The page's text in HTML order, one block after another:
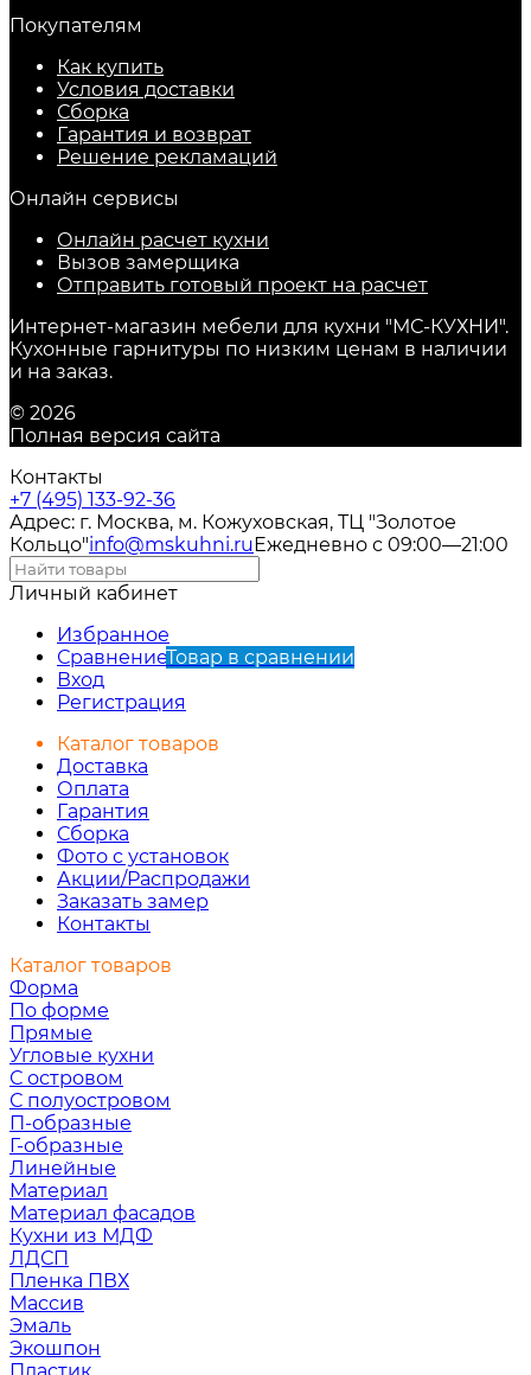
Покупателям
Как купить
Условия доставки
Сборка
Гарантия и возврат
Решение рекламаций
Онлайн сервисы
Онлайн расчет кухни
Вызов замерщика
Отправить готовый проект на расчет
Интернет-магазин мебели для кухни "МС-КУХНИ".
Кухонные гарнитуры по низким ценам в наличии
и на заказ.
© 2026
Полная версия сайта
Контакты
+7 (495) 133-92-36
Адрес: г. Москва, м. Кожуховская, ТЦ "Золотое
Кольцо"info@mskuhni.ruЕжедневно с 09:00—21:00
Личный кабинет
Избранное
СравнениеТовар в сравнении
Вход
Регистрация
Каталог товаров
Доставка
Оплата
Гарантия
Сборка
Фото с установок
Акции/Распродажи
Заказать замер
Контакты
Каталог товаров
Форма
По форме
Прямые
Угловые кухни
С островом
С полуостровом
П-образные
Г-образные
Линейные
Материал
Материал фасадов
Кухни из МДФ
ЛДСП
Пленка ПВХ
Массив
Эмаль
Экошпон